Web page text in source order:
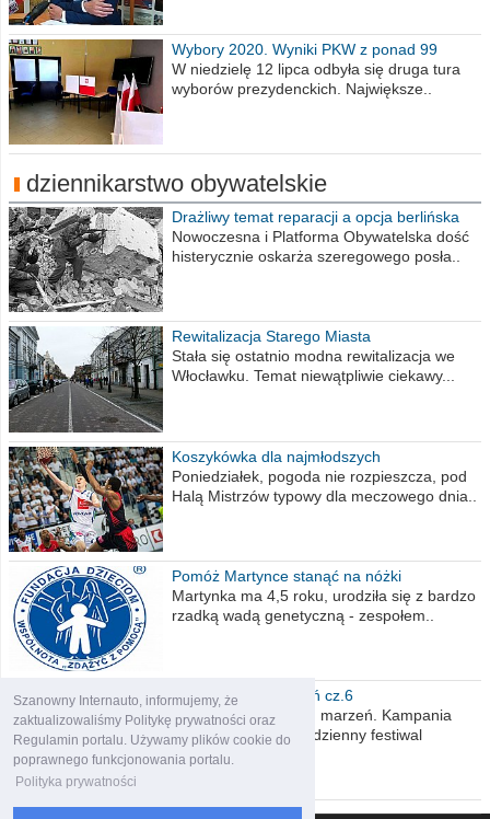
Szanowny Internauto, informujemy, że
zaktualizowaliśmy Politykę prywatności oraz
Regulamin portalu. Używamy plików cookie do
poprawnego funkcjonowania portalu.
Polityka prywatności
Wybory 2020. Wyniki PKW z ponad 99
procent obwodów
W niedzielę 12 lipca odbyła się druga tura
wyborów prezydenckich. Największe..
dziennikarstwo obywatelskie
Drażliwy temat reparacji a opcja berlińska
Nowoczesna i Platforma Obywatelska dość
histerycznie oskarża szeregowego posła..
Rewitalizacja Starego Miasta
Stała się ostatnio modna rewitalizacja we
Włocławku. Temat niewątpliwie ciekawy...
Koszykówka dla najmłodszych
Poniedziałek, pogoda nie rozpieszcza, pod
Halą Mistrzów typowy dla meczowego dnia..
Pomóż Martynce stanąć na nóżki
Martynka ma 4,5 roku, urodziła się z bardzo
rzadką wadą genetyczną - zespołem..
Polska moich marzeń cz.6
Nadszedł kres moich marzeń. Kampania
wyborcza czyli niecodzienny festiwal
obietnic,..